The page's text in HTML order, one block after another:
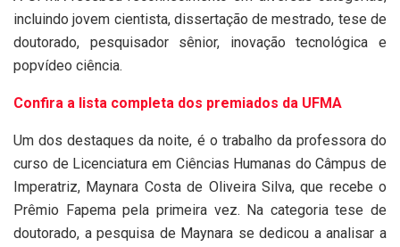
incluindo jovem cientista, dissertação de mestrado, tese de
doutorado, pesquisador sênior, inovação tecnológica e
popvídeo ciência.
Confira a lista completa dos premiados da UFMA
Um dos destaques da noite, é o trabalho da professora do
curso de Licenciatura em Ciências Humanas do Câmpus de
Imperatriz, Maynara Costa de Oliveira Silva, que recebe o
Prêmio Fapema pela primeira vez. Na categoria tese de
doutorado, a pesquisa de Maynara se dedicou a analisar a